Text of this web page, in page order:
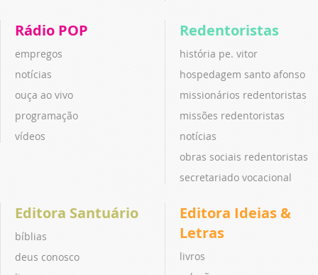
Rádio POP
empregos
notícias
ouça ao vivo
programação
vídeos
Redentoristas
história pe. vitor
hospedagem santo afonso
missionários redentoristas
missões redentoristas
notícias
obras sociais redentoristas
secretariado vocacional
Editora Santuário
bíblias
deus conosco
Editora Ideias &
Letras
livros